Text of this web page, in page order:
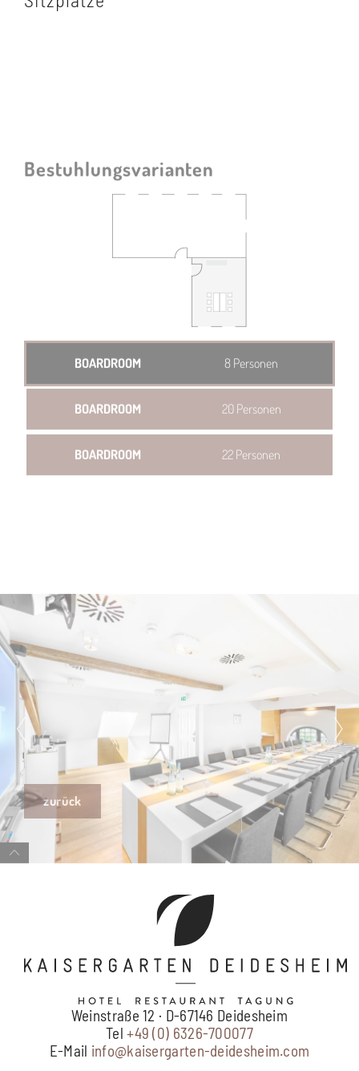
20 Personen
BOARDROOM 22 Personen
zurück
Weinstraße 12 · D-67146 Deidesheim
Tel+49 (0) 6326-700077
E-Mail info@kaisergarten-deidesheim.com